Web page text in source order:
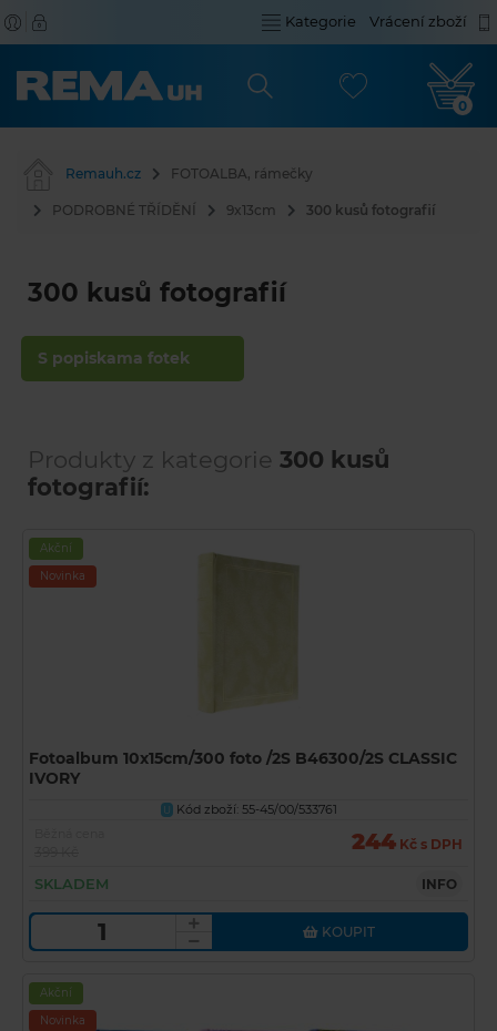
Kategorie Vrácení zboží
0
Remauh.cz FOTOALBA, rámečky
PODROBNÉ TŘÍDĚNÍ 9x13cm 300 kusů fotografií
300 kusů fotografií
S popiskama fotek
Produkty z kategorie 300 kusů
fotografií:
Akční
Novinka
Fotoalbum 10x15cm/300 foto /2S B46300/2S CLASSIC
IVORY
U Kód zboží: 55-45/00/533761
244 Kč s DPH
SKLADEM INFO
KOUPIT
Akční
Novinka